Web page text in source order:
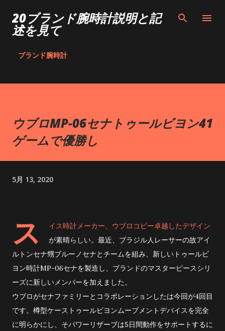
スキップしてメイン コンテンツに移動
20ブランド腕時計説明と記
述を見て
ブランド腕時計
ウブロMP-06セナトゥールビヨン41
ゲームで優勝し
5月 13, 2020
ス イス時計メーカー、 ウブロコピー卓越したデザイン
が素晴らしい。最近、ブラジル人レーサーの故アイ
ルトンセナ甥ブルーノセナとチームを組み、新しいトゥールビ
ヨン時計MP-06セナを製造し、ブランドのマスターピースシリ
ーズに新しいメンバーを加えました。
ウブロがセナファミリーとコラボレーションしたは今回が4回目
です。樽型ケーストゥールビヨンムーブメントデバイスを完全
に明らかにし、そパワーリザーブは5日間動作をサポートするに